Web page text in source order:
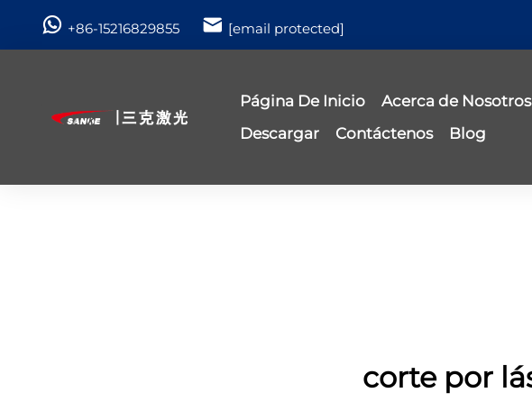
+86-15216829855 [email protected]
Página De Inicio Acerca de Nosotros
Descargar
Contáctenos Blog
corte por